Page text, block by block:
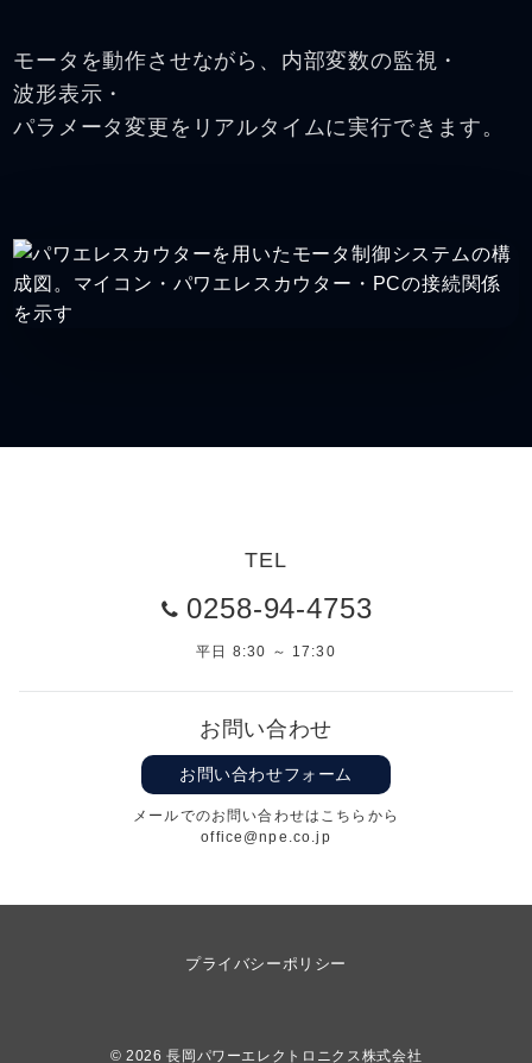
モータを動作させながら、内部変数の監視・
波形表示・
パラメータ変更をリアルタイムに実行できます。
TEL
0258-94-4753
平日 8:30 ～ 17:30
お問い合わせ
お問い合わせフォーム
メールでのお問い合わせはこちらから
office@npe.co.jp
プライバシーポリシー
© 2026長岡パワーエレクトロニクス株式会社